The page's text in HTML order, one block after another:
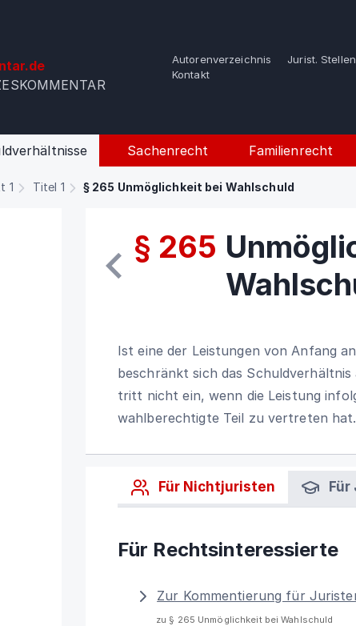
Autorenverzeichnis
Jurist.
Kontakt
Sachenrecht Familienrecht
1 Titel 1 § 265 Unmöglichkeit bei Wahlschuld
§ 265
Ist eine der Leistungen von Anfang
beschränkt sich das Schuldverhältnis
tritt nicht ein, wenn die Leistung
wahlberechtigte Teil zu vertreten hat.
Für Nichtjuristen Für
Für Rechtsinteressierte
Zur Kommentierung für
zu § 265 Unmöglichkeit bei Wahlschuld